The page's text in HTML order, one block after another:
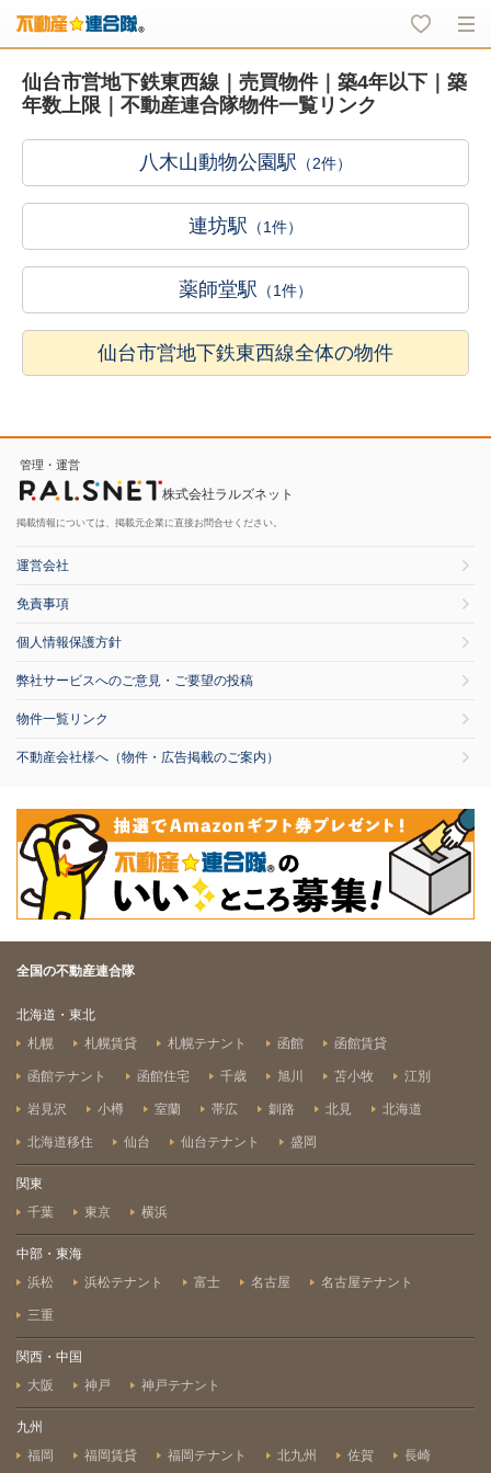
仙台市営地下鉄東西線｜売買物件｜築4年以下｜築
年数上限｜不動産連合隊物件一覧リンク
八木山動物公園駅 （2件）
連坊駅 （1件）
薬師堂駅 （1件）
仙台市営地下鉄東西線全体の物件
管理・運営
株式会社ラルズネット
掲載情報については、掲載元企業に直接お問合せください。
運営会社
免責事項
個人情報保護方針
弊社サービスへのご意見・ご要望の投稿
物件一覧リンク
不動産会社様へ（物件・広告掲載のご案内）
全国の不動産連合隊
北海道・東北
札幌
札幌賃貸 札幌テナント 函館 函館賃貸
函館テナント 函館住宅 千歳 旭川 苫小牧 江別
岩見沢 小樽 室蘭 帯広 釧路 北見 北海道
北海道移住 仙台 仙台テナント 盛岡
関東
千葉
東京 横浜
中部・東海
浜松
浜松テナント 富士 名古屋 名古屋テナント
三重
関西・中国
大阪
神戸 神戸テナント
九州
福岡
福岡賃貸 福岡テナント 北九州 佐賀 長崎